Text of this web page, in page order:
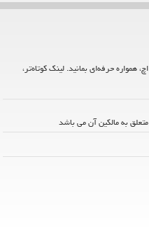
همواره حرفه‌ای بمانید. لینک کوتاه‌تر،